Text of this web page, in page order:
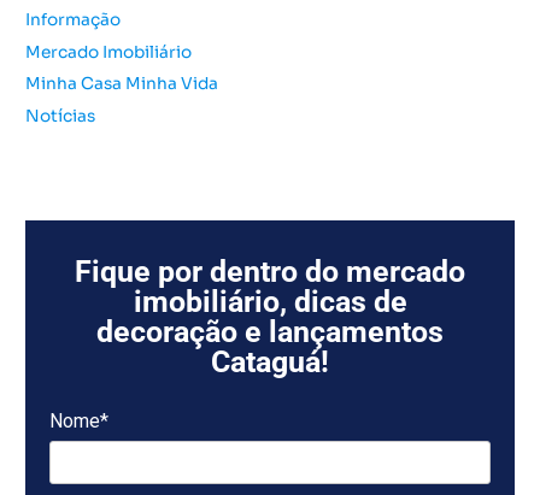
Informação
Mercado Imobiliário
Minha Casa Minha Vida
Notícias
Fique por dentro do mercado
imobiliário, dicas de
decoração e lançamentos
Cataguá!
Nome*